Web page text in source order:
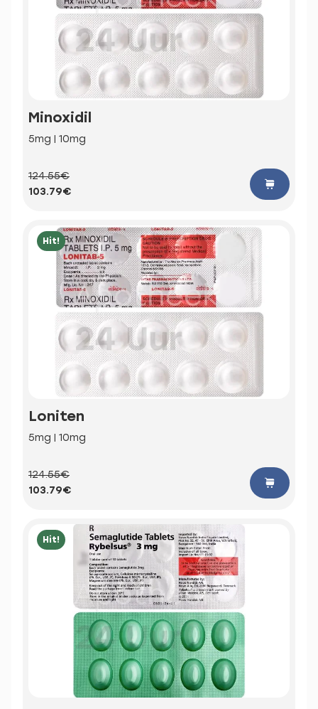
Minoxidil
5mg | 10mg
124.55€
103.79€
Hit!
Loniten
5mg | 10mg
124.55€
103.79€
Hit!